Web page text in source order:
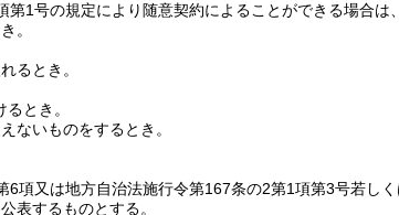
第1号の規定により随意契約によることができる場合は
。
るとき。
とき。
ないものをするとき。
6項又は地方自治法施行令第167条の2第1項第3号若し
表するものとする。